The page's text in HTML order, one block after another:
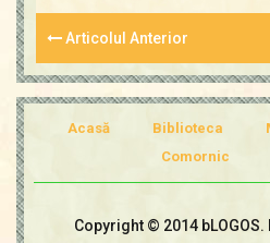
Articolul Anterior
Acasă Biblioteca
Comornic
Copyright © 2014